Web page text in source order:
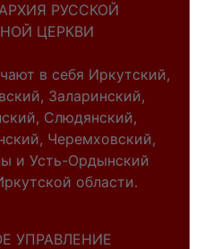
РУССКОЙ
ЦЕРКВИ
в себя Иркутский,
Заларинский,
Слюдянский,
Черемховский,
и Усть-Ордынский
области.
УПРАВЛЕНИЕ